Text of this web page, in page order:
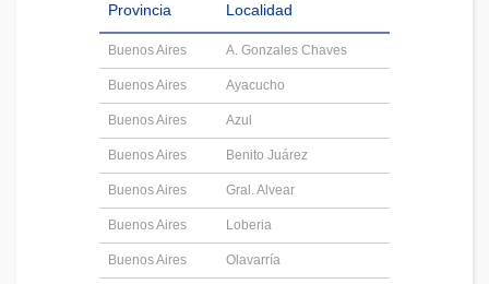
Provincia Localidad
Buenos Aires A. Gonzales Chaves
Buenos Aires Ayacucho
Buenos Aires Azul
Buenos Aires Benito Juárez
Buenos Aires Gral. Alvear
Buenos Aires Loberia
Buenos Aires Olavarría